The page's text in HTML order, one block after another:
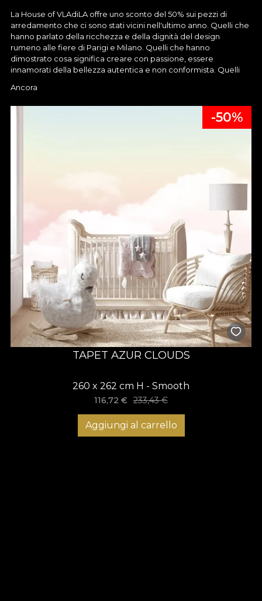
La House of VLAdiLA offre uno sconto del 50% sui pezzi di
arredamento che ci sono stati vicini nell'ultimo anno. Quelli che
hanno parlato della ricchezza e della dignità del design
rumeno alle fiere di Parigi e Milano. Quelli che hanno
dimostrato cosa significa creare con passione, essere
innamorati della bellezza autentica e non conformista. Quelli
delle recenti interviste, l'oggetto di ammirazione di tutti i nostri
Coloro che hanno popolato la nostra storia con il loro fascino e
Ancora
-50%
TAPET AZUR CLOUDS
260 x 262 cm H - Smooth
116,72€ 233,43€
Aggiungi al carrello